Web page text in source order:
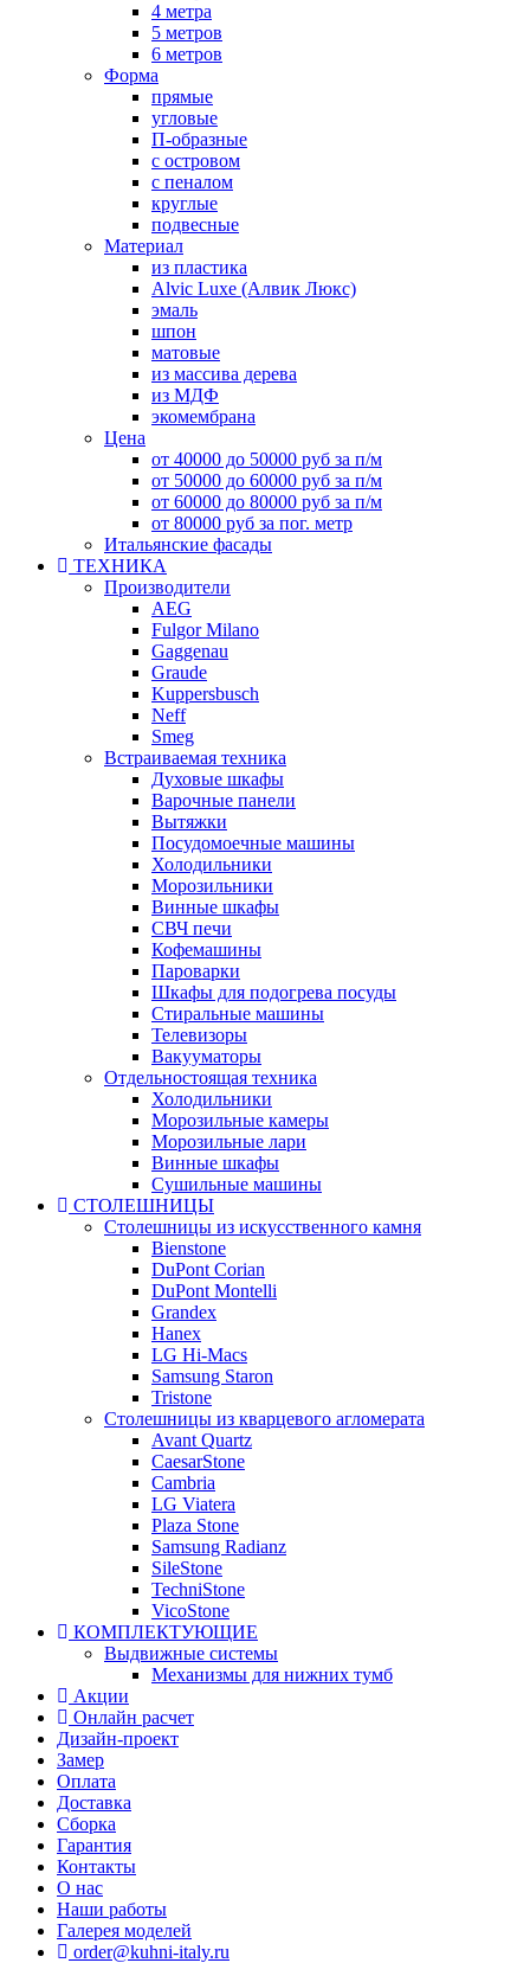
4 метра
5 метров
6 метров
Форма
прямые
угловые
П-образные
с островом
с пеналом
круглые
подвесные
Материал
из пластика
Alvic Luxe (Алвик Люкс)
эмаль
шпон
матовые
из массива дерева
из МДФ
экомембрана
Цена
от 40000 до 50000 руб за п/м
от 50000 до 60000 руб за п/м
от 60000 до 80000 руб за п/м
от 80000 руб за пог. метр
Итальянские фасады
ТЕХНИКА
Производители
AEG
Fulgor Milano
Gaggenau
Graude
Kuppersbusch
Neff
Smeg
Встраиваемая техника
Духовые шкафы
Варочные панели
Вытяжки
Посудомоечные машины
Холодильники
Морозильники
Винные шкафы
СВЧ печи
Кофемашины
Пароварки
Шкафы для подогрева посуды
Стиральные машины
Телевизоры
Вакууматоры
Отдельностоящая техника
Холодильники
Морозильные камеры
Морозильные лари
Винные шкафы
Сушильные машины
СТОЛЕШНИЦЫ
Столешницы из искусственного камня
Bienstone
DuPont Corian
DuPont Montelli
Grandex
Hanex
LG Hi-Macs
Samsung Staron
Tristone
Столешницы из кварцевого агломерата
Avant Quartz
CaesarStone
Cambria
LG Viatera
Plaza Stone
Samsung Radianz
SileStone
TechniStone
VicoStone
КОМПЛЕКТУЮЩИЕ
Выдвижные системы
Механизмы для нижних тумб
Акции
Онлайн расчет
Дизайн-проект
Замер
Оплата
Доставка
Сборка
Гарантия
Контакты
О нас
Наши работы
Галерея моделей
order@kuhni-italy.ru